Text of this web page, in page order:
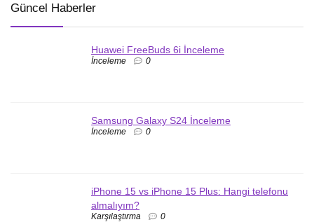
Güncel Haberler
Huawei FreeBuds 6i İnceleme
İnceleme 0
Samsung Galaxy S24 İnceleme
İnceleme 0
iPhone 15 vs iPhone 15 Plus: Hangi telefonu
almalıyım?
Karşılaştırma 0